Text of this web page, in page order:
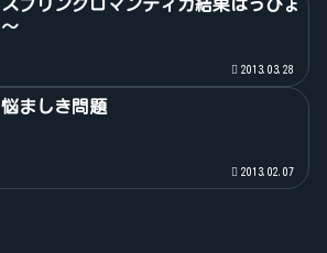
スプリングロマンティカ結果はっぴょ
～
2013.03.28
悩ましき問題
2013.02.07